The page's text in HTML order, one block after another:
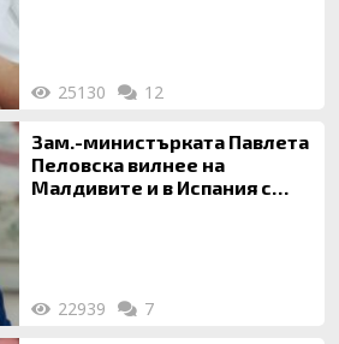
25130 12
Зам.-министърката Павлета
Пеловска вилнее на
Малдивите и в Испания с
22939 7